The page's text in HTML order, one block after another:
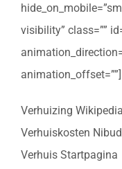
visibility” class=””
animation_offset=””]
Verhuizing Wikipedia
Verhuiskosten Nibud
Verhuis Startpagina